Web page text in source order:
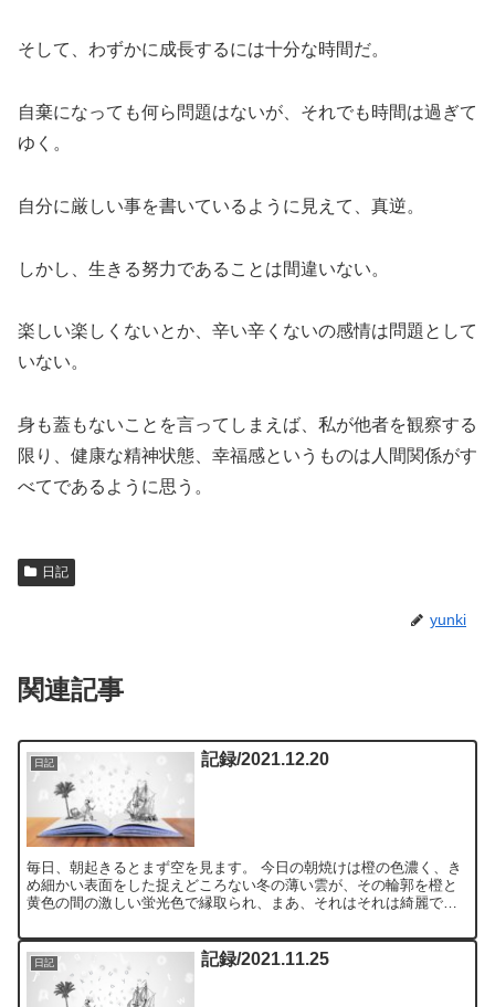
そして、わずかに成長するには十分な時間だ。
自棄になっても何ら問題はないが、それでも時間は過ぎて
ゆく。
自分に厳しい事を書いているように見えて、真逆。
しかし、生きる努力であることは間違いない。
楽しい楽しくないとか、辛い辛くないの感情は問題として
いない。
身も蓋もないことを言ってしまえば、私が他者を観察する
限り、健康な精神状態、幸福感というものは人間関係がす
べてであるように思う。
日記
yunki
関連記事
日記 記録/2021.12.20
毎日、朝起きるとまず空を見ます。 今日の朝焼けは橙の色濃く、き
め細かい表面をした捉えどころない冬の薄い雲が、その輪郭を橙と
黄色の間の激しい蛍光色で縁取られ、まあ、それはそれは綺麗でし
日記 記録/2021.11.25